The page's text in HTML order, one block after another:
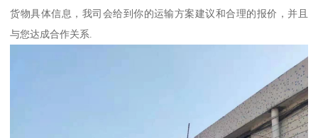
货物具体信息，我司会给到你的运输方案建议和合理的报价，并且
与您达成合作关系.